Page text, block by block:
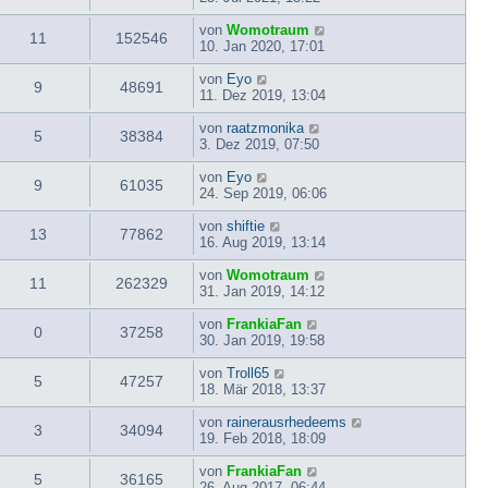
11 152546 von Womotraum
10. Jan 2020, 17:01
9 48691 von Eyo
11. Dez 2019, 13:04
5 38384 von raatzmonika
3. Dez 2019, 07:50
9 61035 von Eyo
24. Sep 2019, 06:06
13 77862 von shiftie
16. Aug 2019, 13:14
11 262329 von Womotraum
31. Jan 2019, 14:12
0 37258 von FrankiaFan
30. Jan 2019, 19:58
5 47257 von Troll65
18. Mär 2018, 13:37
3 34094 von rainerausrhedeems
19. Feb 2018, 18:09
5 36165 von FrankiaFan